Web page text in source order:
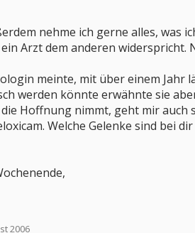
nehme ich gerne alles, was
Arzt dem anderen widerspricht.
meinte, mit über einem Jahr
werden könnte erwähnte sie
Hoffnung nimmt, geht mir auch
Welche Gelenke sind bei
2006